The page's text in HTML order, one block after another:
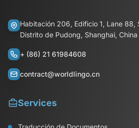
Habitación 206, Edificio 1, Lane 88,
Distrito de Pudong, Shanghai, China
+ (86) 21 61984608
contract@worldlingo.cn
Services